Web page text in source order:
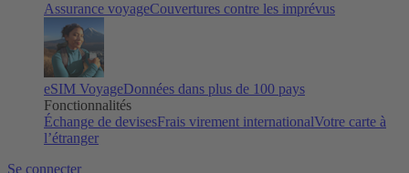
Assurance voyageCouvertures contre les imprévus
eSIM VoyageDonnées dans plus de 100 pays
Fonctionnalités
Échange de devisesFrais virement internationalVotre carte à
l’étranger
Se connecter